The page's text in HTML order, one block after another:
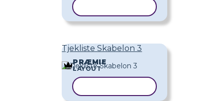
Tjekliste Skabelon 3
PRÆMIE
LAYOUT